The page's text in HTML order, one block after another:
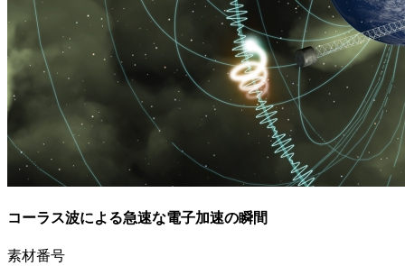
コーラス波による急速な電子加速の瞬間
素材番号